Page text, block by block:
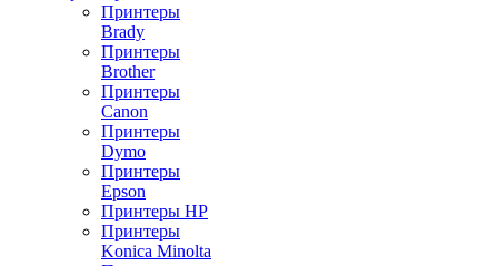
Принтеры
Brady
Принтеры
Brother
Принтеры
Canon
Принтеры
Dymo
Принтеры
Epson
Принтеры HP
Принтеры
Konica Minolta